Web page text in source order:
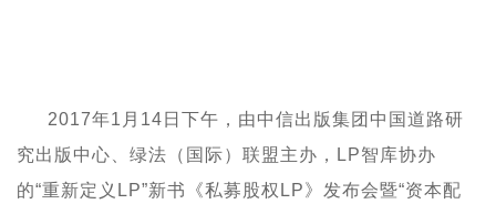
2017年1 月 14 日下午，由中信出版集团中国道路研
究出版中心、绿法（国际）联盟主办，
LP智库协办
的“重新定义 LP”新书《私募股权 LP》发布会暨“资本配